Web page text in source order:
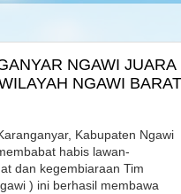
NGAWI JUARA
NGAWI BARAT
Kabupaten Ngawi
habis lawan-
dan kegembiaraan Tim
) ini berhasil membawa